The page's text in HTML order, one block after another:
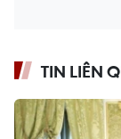
TIN LIÊN